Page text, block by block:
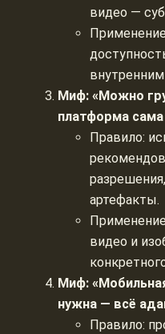
видео —
Миф: «Можно
платформа
Правило:
артефакты.
видео и
Миф:
нужна — всё
Правило: